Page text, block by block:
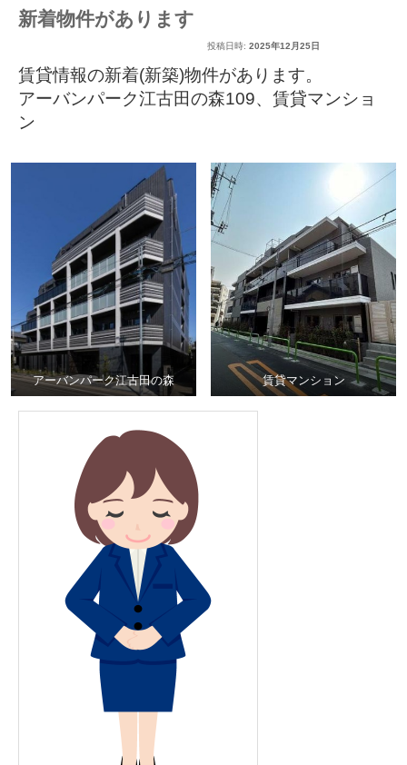
新着物件があります
投稿日時: 2025年12月25日
賃貸情報の新着(新築)物件があります。
アーバンパーク江古田の森109、 賃貸マンショ
ン
アーバンパーク江古田の森 賃貸マンション